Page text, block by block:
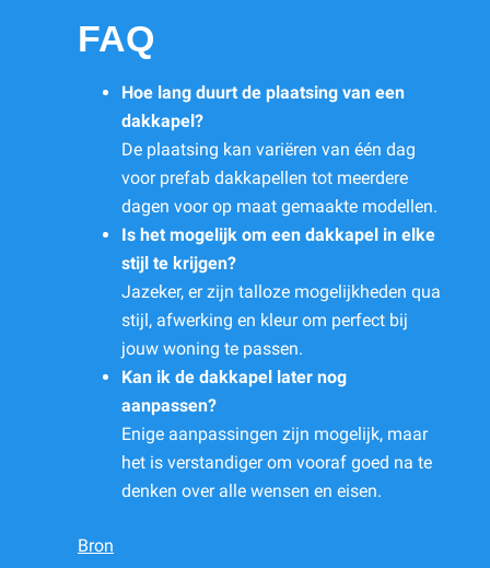
FAQ
Hoe lang duurt de plaatsing van een
dakkapel?
De plaatsing kan variëren van één dag
voor prefab dakkapellen tot meerdere
dagen voor op maat gemaakte modellen.
Is het mogelijk om een dakkapel in elke
stijl te krijgen?
Jazeker, er zijn talloze mogelijkheden qua
stijl, afwerking en kleur om perfect bij
jouw woning te passen.
Kan ik de dakkapel later nog
aanpassen?
Enige aanpassingen zijn mogelijk, maar
het is verstandiger om vooraf goed na te
denken over alle wensen en eisen.
Bron